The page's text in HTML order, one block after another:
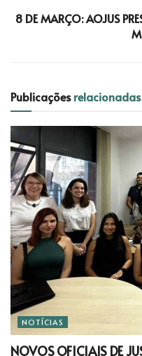
8 DE MARÇO: AOJUS
Publicaçõesrelacionadas
NOTÍCIAS
NOVOS OFICIAIS DE